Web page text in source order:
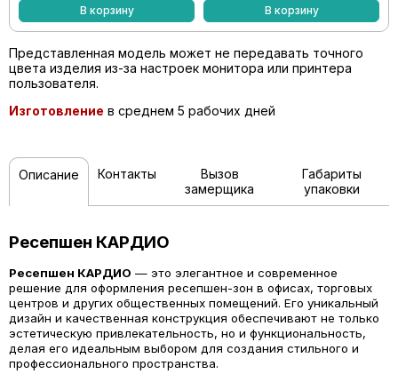
В корзину
В корзину
Представленная модель может не передавать точного
цвета изделия из-за настроек монитора или принтера
пользователя.
Изготовление в среднем 5 рабочих дней
Описание Контакты
Вызов
замерщика
Габариты
упаковки
Ресепшен КАРДИО
Ресепшен КАРДИО — это элегантное и современное
решение для оформления ресепшен-зон в офисах, торговых
центров и других общественных помещений. Его уникальный
дизайн и качественная конструкция обеспечивают не только
эстетическую привлекательность, но и функциональность,
делая его идеальным выбором для создания стильного и
профессионального пространства.